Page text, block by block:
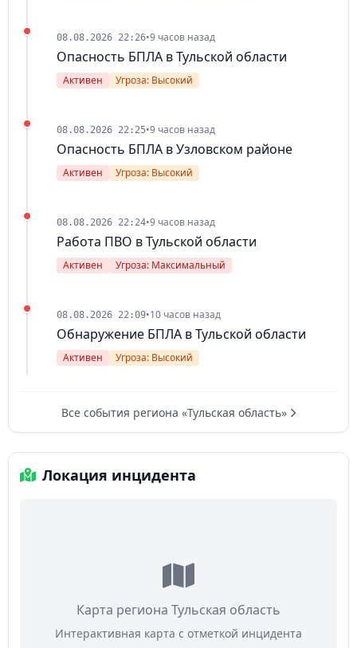
08.08.2026 22:26•9 часов назад
Опасность БПЛА в Тульской области
Активен Угроза: Высокий
08.08.2026 22:25•9 часов назад
Опасность БПЛА в Узловском районе
Активен Угроза: Высокий
08.08.2026 22:24•9 часов назад
Работа ПВО в Тульской области
Активен Угроза: Максимальный
08.08.2026 22:09•10 часов назад
Обнаружение БПЛА в Тульской области
Активен Угроза: Высокий
Все события региона «Тульская область»
Локация инцидента
Карта региона Тульская область
Интерактивная карта с отметкой инцидента